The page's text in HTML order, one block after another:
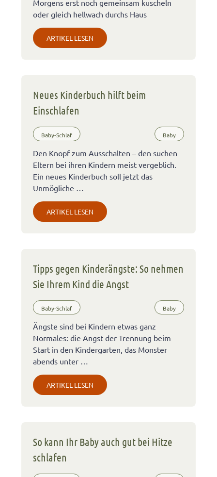
Morgens erst noch gemeinsam kuscheln
oder gleich hellwach durchs Haus
ARTIKEL LESEN
Neues Kinderbuch hilft beim
Einschlafen
Baby-Schlaf Baby
Den Knopf zum Ausschalten – den suchen
Eltern bei ihren Kindern meist vergeblich.
Ein neues Kinderbuch soll jetzt das
Unmögliche …
ARTIKEL LESEN
Tipps gegen Kinderängste: So nehmen
Sie Ihrem Kind die Angst
Baby-Schlaf Baby
Ängste sind bei Kindern etwas ganz
Normales: die Angst der Trennung beim
Start in den Kindergarten, das Monster
abends unter …
ARTIKEL LESEN
So kann Ihr Baby auch gut bei Hitze
schlafen